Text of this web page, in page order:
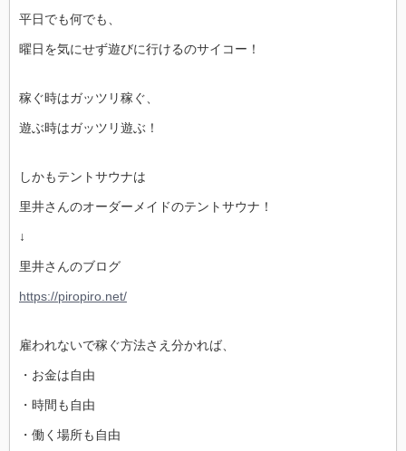
平日でも何でも、
曜日を気にせず遊びに行けるのサイコー！
稼ぐ時はガッツリ稼ぐ、
遊ぶ時はガッツリ遊ぶ！
しかもテントサウナは
里井さんのオーダーメイドのテントサウナ！
↓
里井さんのブログ
https://piropiro.net/
雇われないで稼ぐ方法さえ分かれば、
・お金は自由
・時間も自由
・働く場所も自由